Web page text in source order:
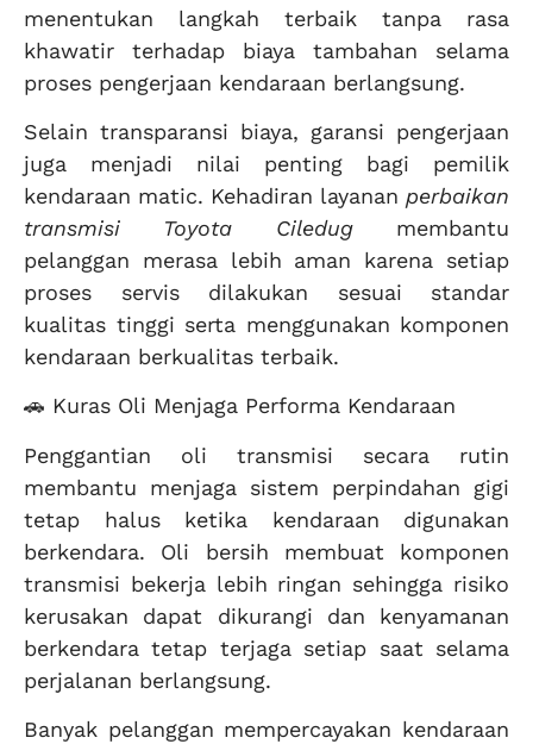
menentukan langkah terbaik tanpa rasa
khawatir terhadap biaya tambahan selama
proses pengerjaan kendaraan berlangsung.
Selain transparansi biaya, garansi pengerjaan
juga menjadi nilai penting bagi pemilik
kendaraan matic. Kehadiran layanan perbaikan
transmisi Toyota Ciledugmembantu
pelanggan merasa lebih aman karena setiap
proses servis dilakukan sesuai standar
kualitas tinggi serta menggunakan komponen
kendaraan berkualitas terbaik.
🚗 Kuras Oli Menjaga Performa Kendaraan
Penggantian oli transmisi secara rutin
membantu menjaga sistem perpindahan gigi
tetap halus ketika kendaraan digunakan
berkendara. Oli bersih membuat komponen
transmisi bekerja lebih ringan sehingga risiko
kerusakan dapat dikurangi dan kenyamanan
berkendara tetap terjaga setiap saat selama
perjalanan berlangsung.
Banyak pelanggan mempercayakan kendaraan